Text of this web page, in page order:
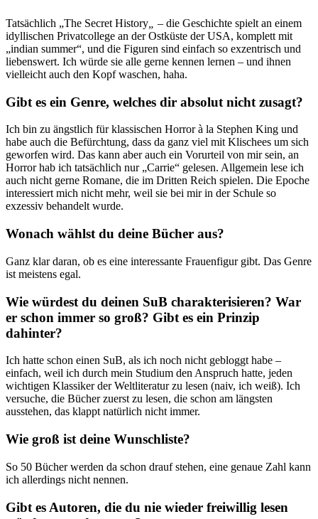
Tatsächlich „The Secret History
– die Geschichte spielt an einem
idyllischen Privatcollege an der Ostküste der USA, komplett mit
„indian summer“, und die Figuren sind einfach so exzentrisch und
liebenswert. Ich würde sie alle gerne kennen lernen – und ihnen
vielleicht auch den Kopf waschen, haha.
Gibt es ein Genre, welches dir absolut nicht zusagt?
Ich bin zu ängstlich für klassischen Horror à la Stephen King und
habe auch die Befürchtung, dass da ganz viel mit Klischees um sich
geworfen wird. Das kann aber auch ein Vorurteil von mir sein, an
Horror hab ich tatsächlich nur „Carrie“ gelesen. Allgemein lese ich
auch nicht gerne Romane, die im Dritten Reich spielen. Die Epoche
interessiert mich nicht mehr, weil sie bei mir in der Schule so
exzessiv behandelt wurde.
Wonach wählst du deine Bücher aus?
Ganz klar daran, ob es eine interessante Frauenfigur gibt. Das Genre
ist meistens egal.
Wie würdest du deinen SuB charakterisieren? War
er schon immer so groß? Gibt es ein Prinzip
dahinter?
Ich hatte schon einen SuB, als ich noch nicht gebloggt habe –
einfach, weil ich durch mein Studium den Anspruch hatte, jeden
wichtigen Klassiker der Weltliteratur zu lesen (naiv, ich weiß). Ich
versuche, die Bücher zuerst zu lesen, die schon am längsten
ausstehen, das klappt natürlich nicht immer.
Wie groß ist deine Wunschliste?
So 50 Bücher werden da schon drauf stehen, eine genaue Zahl kann
ich allerdings nicht nennen.
Gibt es Autoren, die du nie wieder freiwillig lesen